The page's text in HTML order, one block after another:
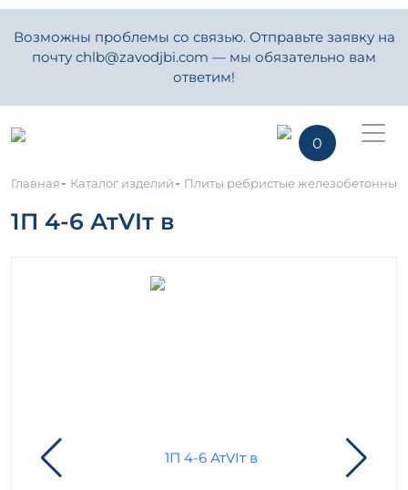
Возможны проблемы со связью. Отправьте заявку на
почту chlb@zavodjbi.com — мы обязательно вам
ответим!
0
Главная- Каталог изделий- Плиты ребристые железобетонные
1П 4-6 АтVIт в